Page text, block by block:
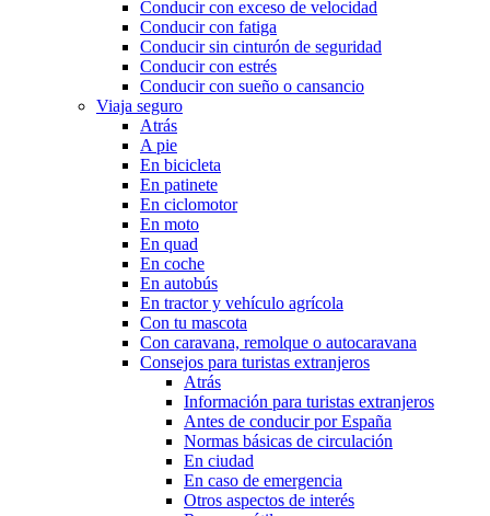
Conducir con exceso de velocidad
Conducir con fatiga
Conducir sin cinturón de seguridad
Conducir con estrés
Conducir con sueño o cansancio
Viaja seguro
Atrás
A pie
En bicicleta
En patinete
En ciclomotor
En moto
En quad
En coche
En autobús
En tractor y vehículo agrícola
Con tu mascota
Con caravana, remolque o autocaravana
Consejos para turistas extranjeros
Atrás
Información para turistas extranjeros
Antes de conducir por España
Normas básicas de circulación
En ciudad
En caso de emergencia
Otros aspectos de interés